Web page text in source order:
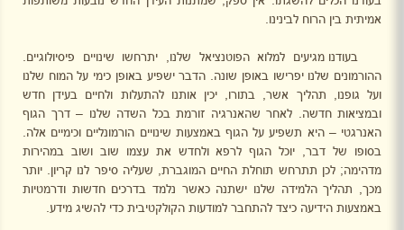
אמיתית בין הרוח לבינינו.
בעודנו מגיעים למלוא הפוטנציאל שלנו, יתרחשו שינויים פיסיולוגיים.
ההורמונים שלנו יפרישו באופן שונה. הדבר ישפיע באופן כימי על המוח שלנו
ועל גופנו, תהליך אשר, בתורו, יכין אותנו להתעלות ולחיים בעידן חדש
ובמציאות חדשה. לאחר שהאנרגיה זורמת בכל השדה שלנו – דרך הגוף
האנרגטי – היא תשפיע על הגוף באמצעות שינויים הורמונליים וכימיים אלה.
בסופו של דבר, יוכל הגוף לרפא ולחדש את עצמו שוב ושוב במהירות
מדהימה; לכן תתרחש תוחלת החיים המוגברת, שעליה סיפר לנו קריון. יותר
מכך, תהליך הלמידה שלנו ישתנה כאשר נלמד בדרכים חדשות ודרמטיות
באמצעות הידיעה כיצד להתחבר למודעות הקולקטיבית כדי להשיג מידע.